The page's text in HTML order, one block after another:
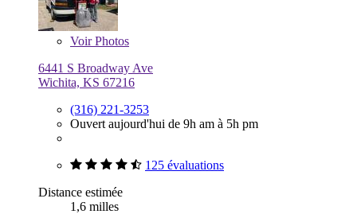
VoirPhotos
6441 S Broadway Ave
Wichita, KS 67216
(316) 221-3253
Ouvert aujourd'hui de 9h am à 5h pm
125 évaluations
Distance estimée
1,6 milles